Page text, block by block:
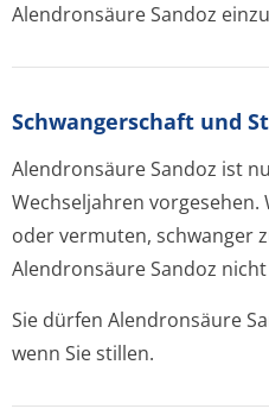
Alendronsäure Sandoz
Schwangerschaft und
Alendronsäure Sandoz ist
Wechseljahren vorgesehen.
oder vermuten, schwanger
Alendronsäure Sandoz
Sie dürfen Alendronsäure
wenn Sie stillen.